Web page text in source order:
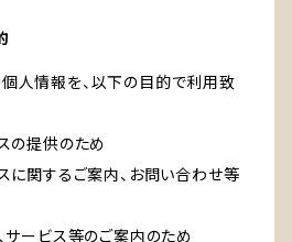
個人情報を、以下の目的で利用致
の提供のため
スに関するご案内、お問い合わせ等
サービス等のご案内のため